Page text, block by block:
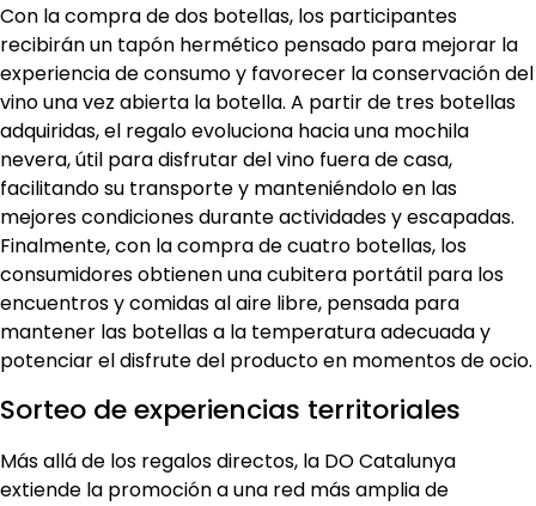
Con la compra de dos botellas, los participantes
recibirán un tapón hermético pensado para mejorar la
experiencia de consumo y favorecer la conservación del
vino una vez abierta la botella. A partir de tres botellas
adquiridas, el regalo evoluciona hacia una mochila
nevera, útil para disfrutar del vino fuera de casa,
facilitando su transporte y manteniéndolo en las
mejores condiciones durante actividades y escapadas.
Finalmente, con la compra de cuatro botellas, los
consumidores obtienen una cubitera portátil para los
encuentros y comidas al aire libre, pensada para
mantener las botellas a la temperatura adecuada y
potenciar el disfrute del producto en momentos de ocio.
Sorteo de experiencias territoriales
Más allá de los regalos directos, la DO Catalunya
extiende la promoción a una red más amplia de